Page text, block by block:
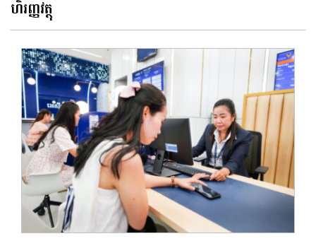
ហិរញ្ញវត្ថុ